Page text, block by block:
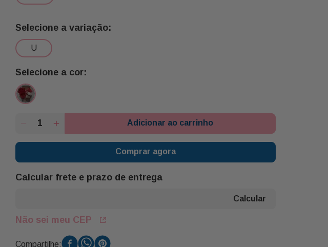
u
Adicionar ao carrinho
Comprar agora
Calcular frete e prazo de entrega
Não sei meu CEP
Compartilhe: